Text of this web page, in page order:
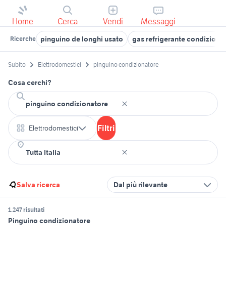
Home Cerca Vendi Messaggi
Ricerche pinguino de longhi usato gas refrigerante
Subito Elettrodomestici pinguino condizionatore
Cosa cerchi?
Elettrodomestici Filtri
Salva ricerca Dal più rilevante
1.247 risultati
Pinguino condizionatore